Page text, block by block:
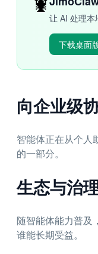
让 AI 处理本
下载桌面
向企业级
智能体正在从个人
的一部分。
生态与治
随智能体能力普及
谁能长期受益。